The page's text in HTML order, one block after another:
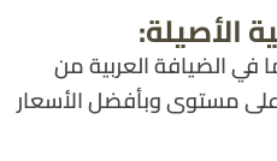
الأصيلة:
في الضيافة العربية من
مستوى وبأفضل الأسعار